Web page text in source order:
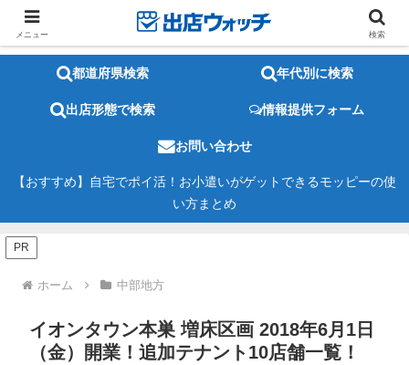
都道府県検索 年代別に検索
出店形態で検索 情報提供フォーム
お問い合わせ
【おすすめ】自宅でポイ活！お小遣いがゲットできるモッピーの使
い方まとめ
PR
ホーム 中部地方
イオンタウン本巣 増床区画 2018年6月1日
（金）開業！追加テナント10店舗一覧！
メニュー 検索